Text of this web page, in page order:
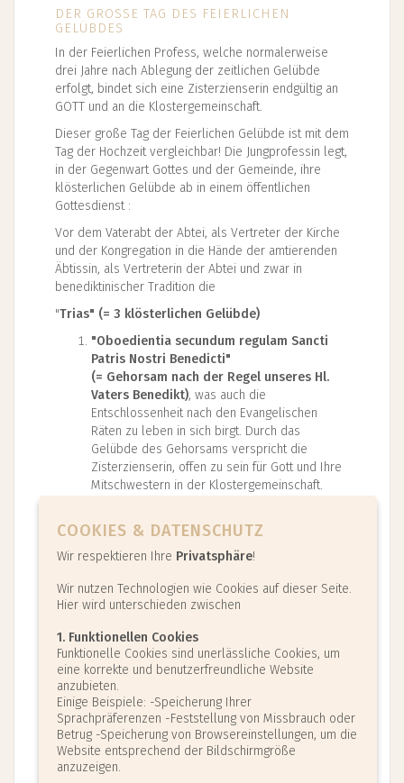
DER GROSSE TAG DES FEIERLICHEN G
ELÜBDES
In der Feierlichen Profess, welche normalerweise
drei Jahre nach Ablegung der zeitlichen Gelübde
erfolgt, bindet sich eine Zisterzienserin endgültig an
GOTT und an die Klostergemeinschaft.
Dieser große Tag der Feierlichen Gelübde ist mit dem
Tag der Hochzeit vergleichbar! Die Jungprofessin legt,
in der Gegenwart Gottes und der Gemeinde, ihre
klösterlichen Gelübde ab in einem öffentlichen
Gottesdienst :
Vor dem Vaterabt der Abtei, als Vertreter der Kirche
und der Kongregation in die Hände der amtierenden
Äbtissin, als Vertreterin der Abtei und zwar in
benediktinischer Tradition die
"Trias" (= 3 klösterlichen Gelübde)
"Oboedientia secundum regulam Sancti
Patris Nostri Benedicti"
(= Gehorsam nach der Regel unseres Hl.
Vaters Benedikt), was auch die
Entschlossenheit nach den Evangelischen
Räten zu leben in sich birgt. Durch das
Gelübde des Gehorsams verspricht die
Zisterzienserin, offen zu sein für Gott und Ihre
Mitschwestern in der Klostergemeinschaft.
Gehorsam nicht nur der Äbtissin gegenüber
geleistet werden; die Ordensschwestern
sollen sich auch gegenseitig gehorchen, damit
finden.
"Conversatio morum"
(= die Lebensweise, die der monastischen
Berufung, also dem Gelöbnis der
beständigen Umkehr entspricht;)d.h. die
Ordensschwester soll eine von der weltlichen
Lebensweise Bekehrte sein, die nun die
monastische Lebensweise als neues Leben
beginnt; diese neue Lebensweise wird sie zur
inneren Bekehrung, zur Bekehrung des Herzens
führen, die der ganze Sinn und Zweck des
COOKIES & DATENSCHUTZ
Wir respektieren Ihre Privatsphäre!
Wir nutzen Technologien wie Cookies auf dieser Seite.
Hier wird unterschieden zwischen
1. Funktionellen Cookies
Funktionelle Cookies sind unerlässliche Cookies, um
eine korrekte und benutzerfreundliche Website
anzubieten.
Einige Beispiele: -Speicherung Ihrer
Sprachpräferenzen -Feststellung von Missbrauch oder
Betrug -Speicherung von Browsereinstellungen, um die
Website entsprechend der Bildschirmgröße
anzuzeigen.